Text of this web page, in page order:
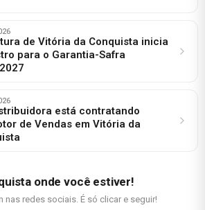
de Vitória da Conquista inicia
para o Garantia-Safra
está contratando
de Vendas em Vitória da
onde você estiver!
nas redes sociais. É só clicar e seguir!